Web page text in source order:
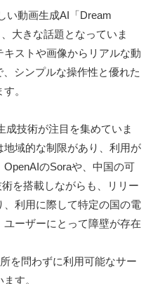
い動画生成AI「Dream
大きな話題となっていま
ストや画像からリアルな動
シンプルな操作性と優れた
。
成技術が注目を集めていま
域的な制限があり、利用が
のSoraや、中国の可
を搭載しながらも、リリー
利用に際して特定の国の電
ーザーにとって障壁が存在
を問わずに利用可能なサー
す。